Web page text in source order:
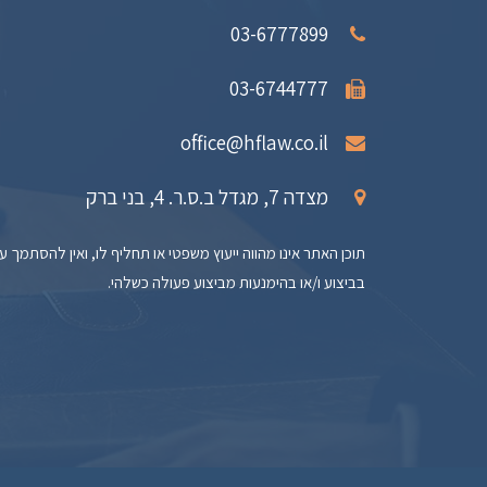
03-6777899
03-6744777
office@hflaw.co.il
מצדה 7, מגדל ב.ס.ר. 4, בני ברק
תוכן האתר אינו מהווה ייעוץ משפטי או תחליף לו, ואין להסתמך
בביצוע ו/או בהימנעות מביצוע פעולה כשלהי.